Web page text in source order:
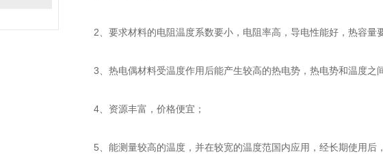
2、要求材料的电阻温度系数要小，电阻率高，导电性能好，热容量
3、热电偶材料受温度作用后能产生较高的热电势，热电势和温度之
4、资源丰富，价格便宜；
5、能测量较高的温度，并在较宽的温度范国内应用，经长期使用后